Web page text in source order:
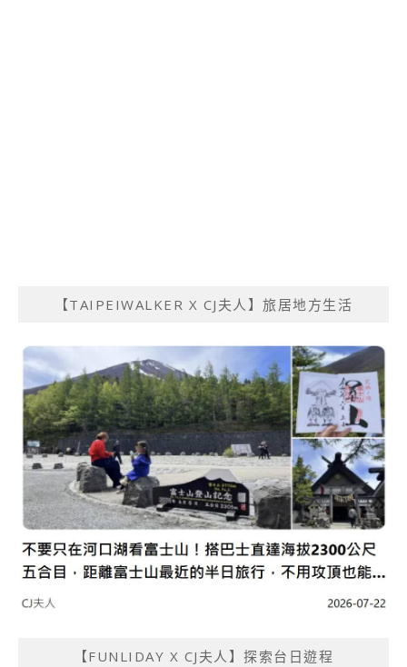
【TAIPEIWALKER X CJ夫人】旅居地方生活
【FUNLIDAY X CJ夫人】探索台日遊程